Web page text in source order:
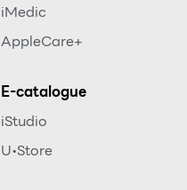
iMedic
AppleCare+
E-catalogue
iStudio
U•Store